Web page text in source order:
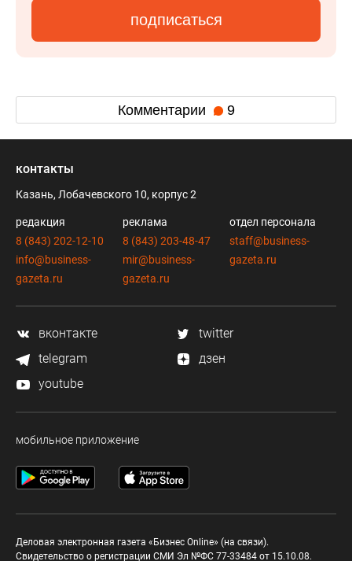
подписаться
Комментарии 9
контакты
Казань, Лобачевского 10, корпус 2
редакция
8 (843) 202-12-10
info@business-
gazeta.ru
реклама
8 (843) 203-48-47
mir@business-
gazeta.ru
отдел персонала
staff@business-
gazeta.ru
вконтакте
twitter
telegram
дзен
youtube
мобильное приложение
Деловая электронная газета «Бизнес Online» (на связи).
Свидетельство о регистрации СМИ Эл №ФС 77-33484 от 15.10.08.